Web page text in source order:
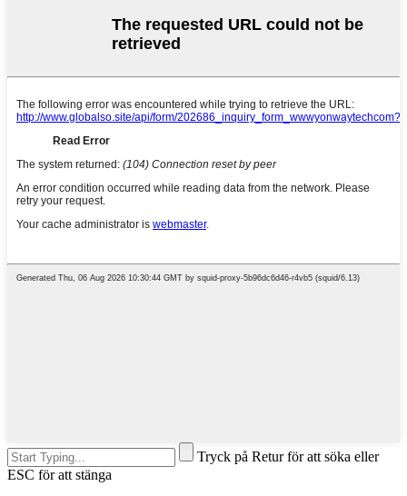
Tryck på Retur för att söka eller
ESC för att stänga